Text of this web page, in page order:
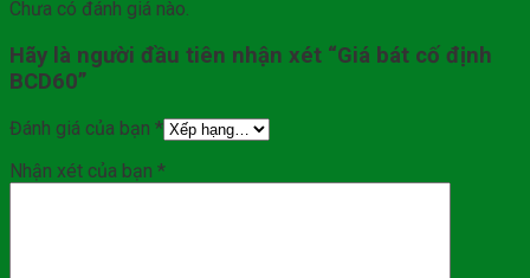
Chưa có đánh giá nào.
Hãy là người đầu tiên nhận xét “Giá bát cố định
BCD60”
Đánh giá của bạn *
Nhận xét của bạn *